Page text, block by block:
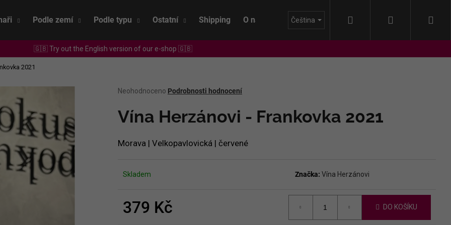
Podle zemí Podle typu Ostatní Shipping O nás BlogČeština Přihlášení
🇬🇧 Try out the English version of our e-shop 🇬🇧
2021
Průměrné
produktu
je
5
Neohodnoceno Podrobnosti hodnocení
Vína Herzánovi - Frankovka 2021
Morava | Velkopavlovická | červené
Skladem Značka:Vína Herzánovi
379 Kč DO KOŠÍKU
Co potřebujete najít?
HLEDAT
Doporučujeme
CHRISTIAN TSCHIDA - HIMMEL AUF